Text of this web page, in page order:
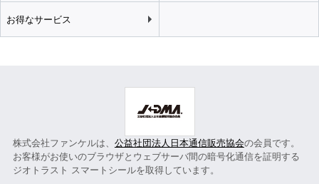
お得なサービス
株式会社ファンケルは、 公益社団法人日本通信販売協会の会員です。
お客様がお使いのブラウザとウェブサーバ間の暗号化通信を証明する
ジオトラスト スマートシールを取得しています。